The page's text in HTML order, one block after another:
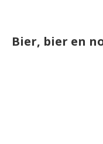
Bier, bier en